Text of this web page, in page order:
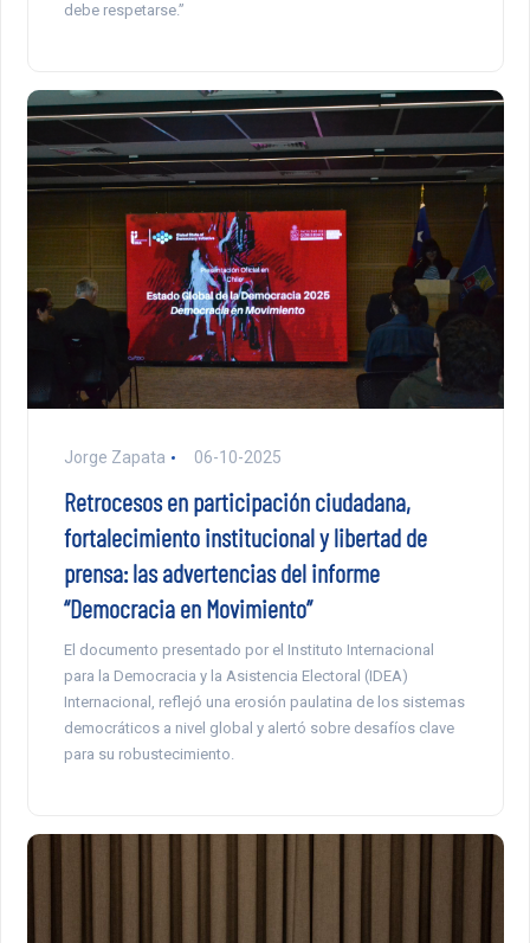
debe respetarse.”
Jorge Zapata 06-10-2025
Retrocesos en participación ciudadana,
fortalecimiento institucional y libertad de
prensa: las advertencias del informe
“Democracia en Movimiento”
El documento presentado por el Instituto Internacional
para la Democracia y la Asistencia Electoral (IDEA)
Internacional, reflejó una erosión paulatina de los sistemas
democráticos a nivel global y alertó sobre desafíos clave
para su robustecimiento.